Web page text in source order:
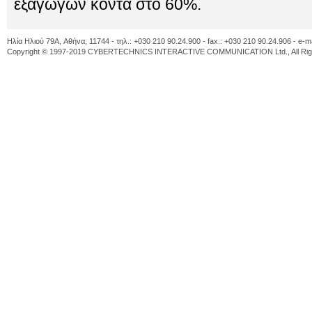
εξαγωγών κοντά στο 60%.
Ηλία Ηλιού 79A, Αθήνα, 11744 - τηλ.: +030 210 90.24.900 - fax.: +030 210 90.24.906 - e-
Copyright © 1997-2019 CYBERTECHNICS INTERACTIVE COMMUNICATION Ltd., All